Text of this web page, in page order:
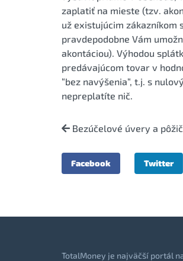
zaplatiť na mieste (tzv.
už existujúcim zákazníkom
pravdepodobne Vám
akontáciou). Výhodou
predávajúcom tovar v
“bez navýšenia“, t.j. s
nepreplatíte nič.
Bezúčelové úvery a
Facebook Twitter
TotalMoney je najväčší portál